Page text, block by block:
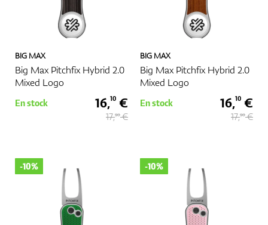
BIG MAX
Big Max Pitchfix Hybrid 2.0
Mixed Logo
En stock 16,10 €
17,90€
BIG MAX
Big Max Pitchfix Hybrid 2.0
Mixed Logo
En stock 16,10 €
17,90€
-10% -10%